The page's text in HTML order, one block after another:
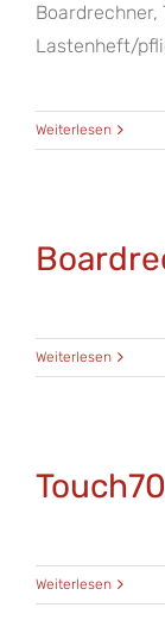
Boardrechner,
Lastenheft/
Weiterlesen
Weiterlesen
Touch70
Weiterlesen